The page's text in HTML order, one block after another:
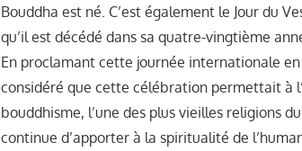
Bouddha est né. C’est également le Jour du
qu’il est décédé dans sa quatre-vingtième
En proclamant cette journée internationale en
considéré que cette célébration permettait à
bouddhisme, l’une des plus vieilles religions
continue d’apporter à la spiritualité de